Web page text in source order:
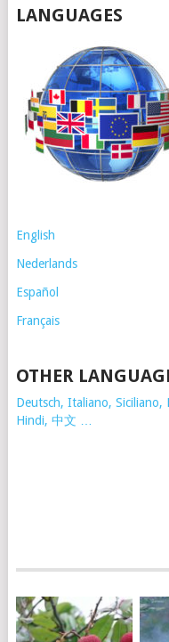
LANGUAGES
English
Nederlands
Español
Français
OTHER
Deutsch, Italiano, Siciliano,
Hindi, 中文 …